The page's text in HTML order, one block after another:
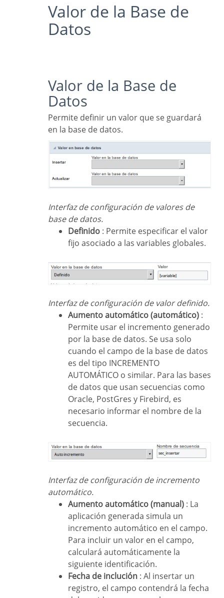
Valor de la Base de
Datos
Valor de la Base de
Datos
Permite definir un valor que se guardará
en la base de datos.
Interfaz de configuración de valores de
base de datos.
Definido : Permite especificar el valor
fijo asociado a las variables globales.
Interfaz de configuración de valor definido.
Aumento automático (automático) :
Permite usar el incremento generado
por la base de datos. Se usa solo
cuando el campo de la base de datos
es del tipo INCREMENTO
AUTOMÁTICO o similar. Para las bases
de datos que usan secuencias como
Oracle, PostGres y Firebird, es
necesario informar el nombre de la
secuencia.
Interfaz de configuración de incremento
automático.
Aumento automático (manual) : La
aplicación generada simula un
incremento automático en el campo.
Para incluir un valor en el campo,
calculará automáticamente la
siguiente identificación.
Fecha de inclución : Al insertar un
registro, el campo contendrá la fecha